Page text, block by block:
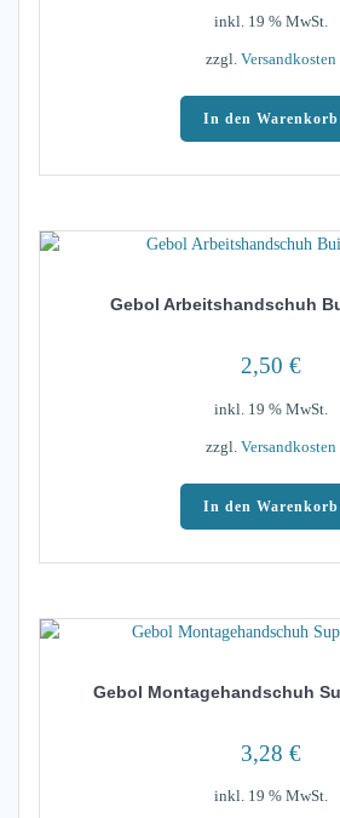
inkl. 19 % MwSt.
zzgl. Versandkosten
In den Warenkorb
Gebol Arbeitshandschuh
2,50 €
inkl. 19 % MwSt.
zzgl. Versandkosten
In den Warenkorb
Gebol Montagehandschuh
3,28 €
inkl. 19 % MwSt.